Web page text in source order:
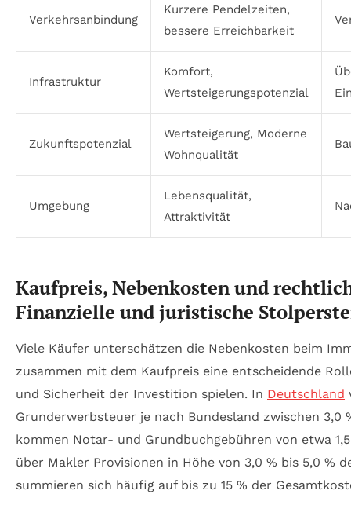
Verkehrsanbindung
Kurzere Pendelzeiten,
bessere Erreichbarkeit
Infrastruktur
Komfort,
Wertsteigerungspotenzial
Zukunftspotenzial
Wertsteigerung, Moderne
Wohnqualität
Umgebung
Lebensqualität,
Attraktivität
Kaufpreis, Nebenkosten und
Finanzielle und juristische
Viele Käufer unterschätzen die Nebenkosten beim
zusammen mit dem Kaufpreis eine entscheidende
und Sicherheit der Investition spielen. In Deutschland
Grunderwerbsteuer je nach Bundesland zwischen 3,0
kommen Notar- und Grundbuchgebühren von etwa
über Makler Provisionen in Höhe von 3,0 % bis 5,0 %
summieren sich häufig auf bis zu 15 % der